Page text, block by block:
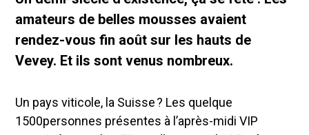
amateurs de belles mousses avaient
rendez-vous fin août sur les hauts de
Vevey. Et ils sont venus nombreux.
Un pays viticole, la Suisse ? Les quelque
1500personnes présentes à l’après-midi VIP